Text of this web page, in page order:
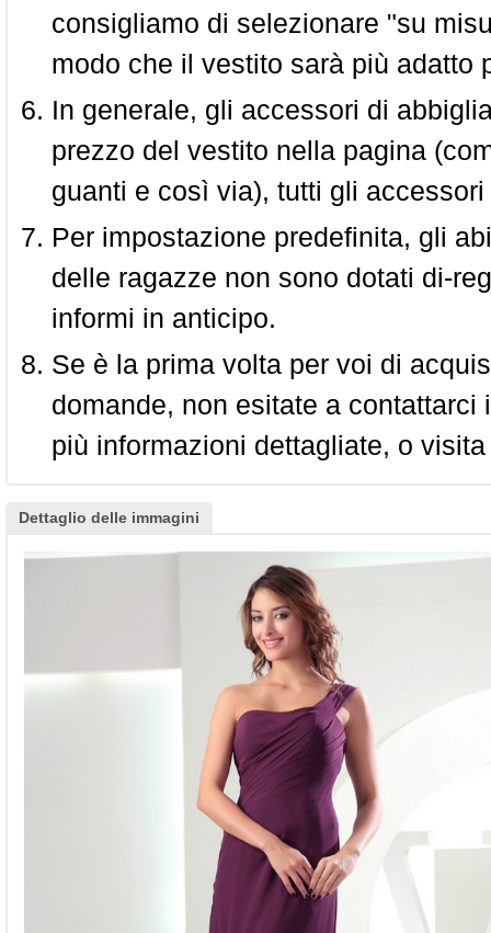
consigliamo di selezionare "su
modo che il vestito sarà più adatto
In generale, gli accessori di
prezzo del vestito nella pagina
guanti e così via), tutti gli
Per impostazione predefinita, gli
delle ragazze non sono dotati di-
informi in anticipo.
Se è la prima volta per voi di
domande, non esitate a
più informazioni dettagliate, o
Dettaglio delle immagini